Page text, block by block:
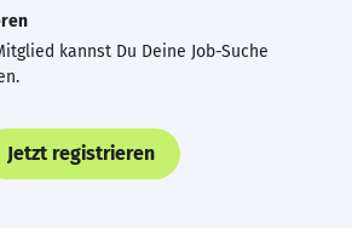
kannst Du Deine Job-Suche
Jetzt registrieren